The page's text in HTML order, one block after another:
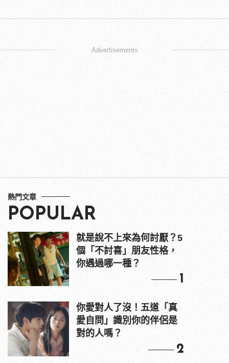
Advertisements
熱門文章
POPULAR
就是說不上來為何討厭？5
個「不討喜」朋友性格，
你遇過哪一種？
1
你愛對人了沒！五道「真
愛自問」識別你的伴侶是
對的人嗎？
2